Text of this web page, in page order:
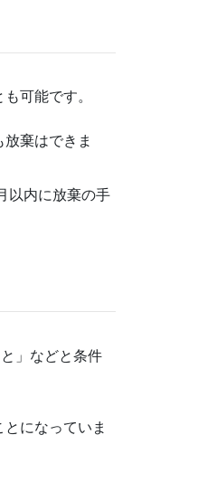
可能です。
棄はできま
以内に放棄の手
」などと条件
になっていま